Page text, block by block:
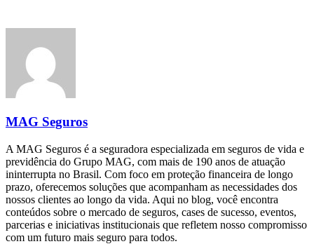
MAG Seguros
A MAG Seguros é a seguradora especializada em seguros de vida e
previdência do Grupo MAG, com mais de 190 anos de atuação
ininterrupta no Brasil. Com foco em proteção financeira de longo
prazo, oferecemos soluções que acompanham as necessidades dos
nossos clientes ao longo da vida. Aqui no blog, você encontra
conteúdos sobre o mercado de seguros, cases de sucesso, eventos,
parcerias e iniciativas institucionais que refletem nosso compromisso
com um futuro mais seguro para todos.